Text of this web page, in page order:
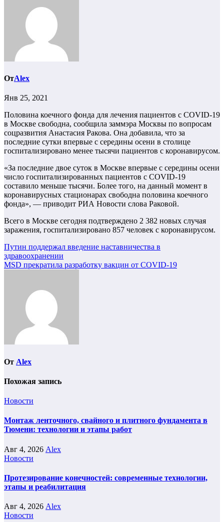
ОтAlex
Янв 25, 2021
Половина коечного фонда для лечения пациентов с COVID-19
в Москве свободна, сообщила заммэра Москвы по вопросам
соцразвития Анастасия Ракова. Она добавила, что за
последние сутки впервые с середины осени в столице
госпитализировано менее тысячи пациентов с коронавирусом.
«За последние двое суток в Москве впервые с середины осени
число госпитализированных пациентов с COVID-19
составило меньше тысячи. Более того, на данный момент в
коронавирусных стационарах свободна половина коечного
фонда», — приводит РИА Новости слова Раковой.
Всего в Москве сегодня подтверждено 2 382 новых случая
заражения, госпитализировано 857 человек с коронавирусом.
Навигация
по
Путин поддержал введение наставничества в
здравоохранении
MSD прекратила разработку вакцин от COVID-19
От Alex
Похожая запись
Новости
Монтаж ленточного, свайного и плитного фундамента в
Тюмени: технологии и этапы работ
Авг 4, 2026 Alex
Новости
Протезирование конечностей: современные технологии,
этапы и реабилитация
Авг 4, 2026 Alex
Новости